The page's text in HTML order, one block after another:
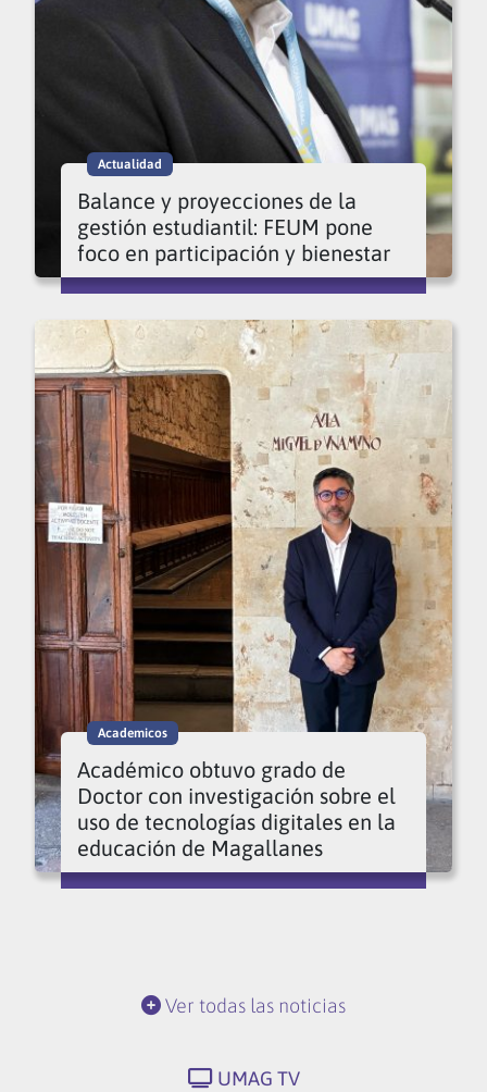
Actualidad
Balance y proyecciones de la
gestión estudiantil: FEUM pone
foco en participación y bienestar
Academicos
Académico obtuvo grado de
Doctor con investigación sobre el
uso de tecnologías digitales en la
educación de Magallanes
Ver todas las noticias
UMAG TV